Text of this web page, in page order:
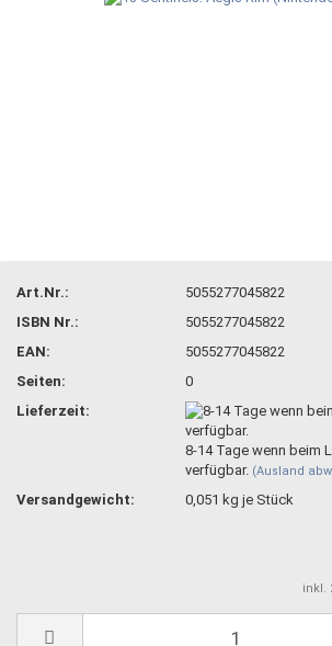
Art.Nr.:
5055277045822
ISBN Nr.:
5055277045822
EAN:
5055277045822
Seiten:
0
Lieferzeit:
8-14 Tage wenn beim
verfügbar. (Ausland
Versandgewicht: 0,051 kg je Stück
inkl.